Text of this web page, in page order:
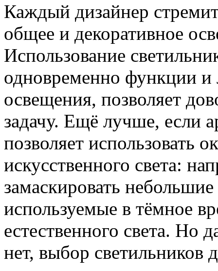
Каждый дизайнер
общее и декоративное
Использование
одновременно функции и
освещения, позволяет
задачу. Ещё лучше, если
позволяет использовать
искусственного света:
замаскировать
используемые в тёмное
естественного света. Но
нет, выбор светильников